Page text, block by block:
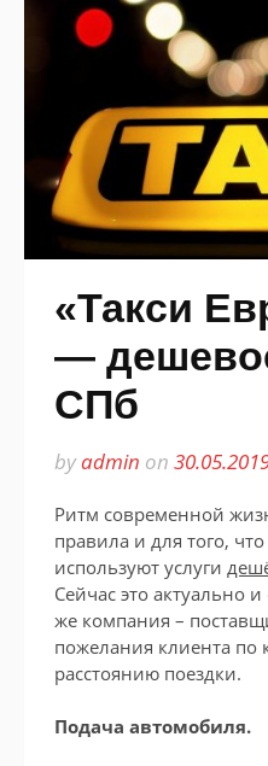
«Такси
—
СПб
byadmin on
Ритм современной
правила и для того,
используют услуги
Сейчас это актуально
же компания –
пожелания клиента по
расстоянию поездки.
Подача автомобиля.